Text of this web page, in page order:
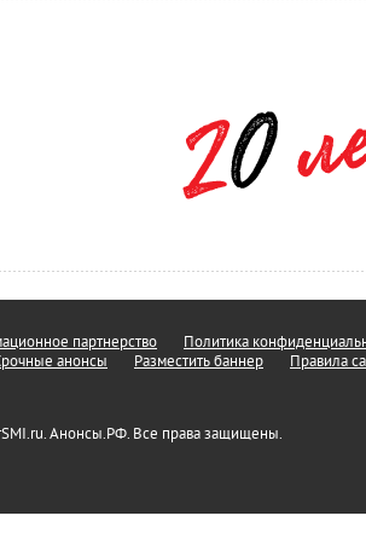
партнерство
Политика
анонсы Разместить баннер Правила
Анонсы.РФ. Все права защищены.